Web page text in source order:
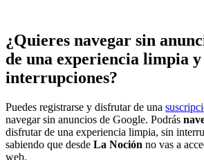
¿Quieres navegar sin
de una experiencia limpia y
interrupciones?
Puedes registrarse y disfrutar de una
navegar sin anuncios de Google. Podrás
disfrutar de una experiencia limpia, sin
sabiendo que desde La Noción no vas a
web.